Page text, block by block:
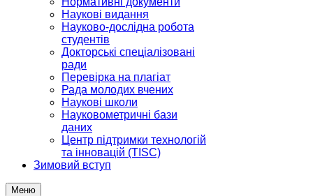
Наукові видання
Науково-дослідна робота
студентів
Докторські спеціалізовані
ради
Перевірка на плагіат
Рада молодих вчених
Наукові школи
Науковометричні бази
даних
Центр підтримки технологій
та інновацій (TISC)
Зимовий вступ
Меню